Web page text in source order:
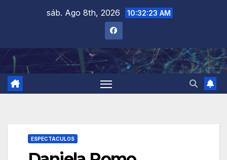
sáb. Ago 8th, 2026 10:32:24 AM
ESPECTACULOS